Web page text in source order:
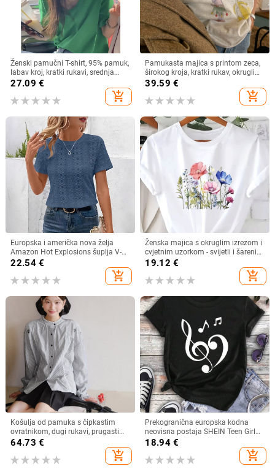
Ženski pamučni T-shirt, 95% pamuk,
labav kroj, kratki rukavi, srednja
duljina, okrugli izrez
27.09 €
add_shopping_cart
Pamukasta majica s printom zeca,
širokog kroja, kratki rukav, okrugli
izrez, proljeće/ljeto 2025
39.59 €
add_shopping_cart
Europska i američka nova želja
Amazon Hot Explosions šuplja V-
izrez kratkih rukava s uskim
rukavima i šišmiš rukavima, nova
majica
22.54€
add_shopping_cart
Ženska majica s okruglim izrezom i
cvjetnim uzorkom - svijetli i šareni
cvjetni uzorak, prozračna rastezljiva
tkanina, periva u perilici rublja
19.12 €
add_shopping_cart
Košulja od pamuka s čipkastim
ovratnikom, dugi rukavi, prugasti
uzorak
64.73 €
add_shopping_cart
Prekogranična europska kodna
neovisna postaja SHEIN Teen Girl
Music Festival Casual Short Sl
18.94€
add_shopping_cart